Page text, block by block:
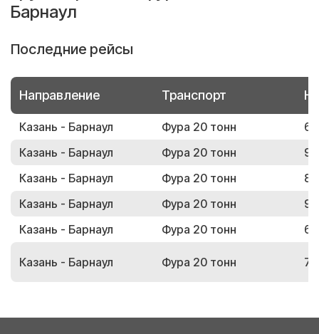
Барнаул
Последние рейсы
Направление Транспорт
Казань - Барнаул Фура 20 тонн
Казань - Барнаул
Фура 20 тонн
Казань - Барнаул
Фура 20 тонн
Казань - Барнаул
Фура 20 тонн
Казань - Барнаул
Фура 20 тонн
Казань - Барнаул Фура 20 тонн